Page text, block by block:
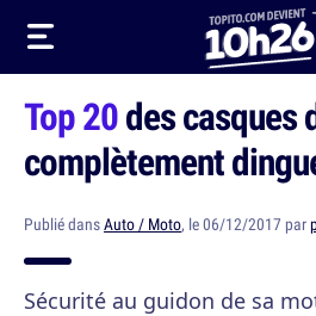
Top 20des casques
complètement
Publié dansAuto / Moto, le 06/12/2017 par
Sécurité au guidon de sa